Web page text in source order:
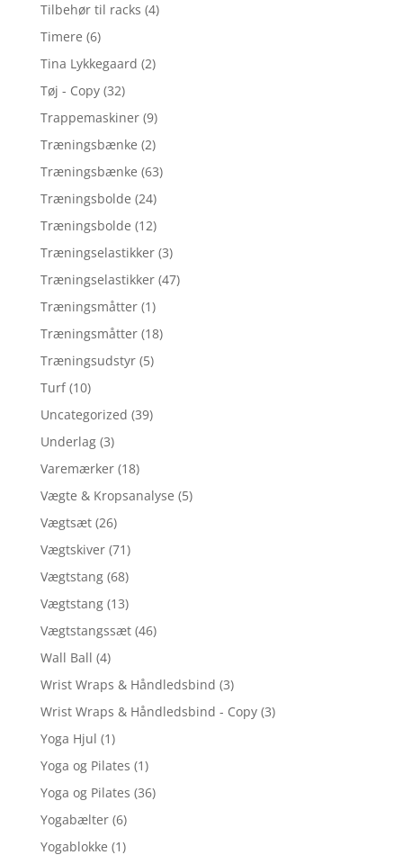
Tilbehør til racks (4)
Timere (6)
Tina Lykkegaard (2)
Tøj - Copy (32)
Trappemaskiner (9)
Træningsbænke (2)
Træningsbænke (63)
Træningsbolde (24)
Træningsbolde (12)
Træningselastikker (3)
Træningselastikker (47)
Træningsmåtter (1)
Træningsmåtter (18)
Træningsudstyr (5)
Turf (10)
Uncategorized (39)
Underlag (3)
Varemærker (18)
Vægte & Kropsanalyse (5)
Vægtsæt (26)
Vægtskiver (71)
Vægtstang (68)
Vægtstang (13)
Vægtstangssæt (46)
Wall Ball (4)
Wrist Wraps & Håndledsbind (3)
Wrist Wraps & Håndledsbind - Copy (3)
Yoga Hjul (1)
Yoga og Pilates (1)
Yoga og Pilates (36)
Yogabælter (6)
Yogablokke (1)